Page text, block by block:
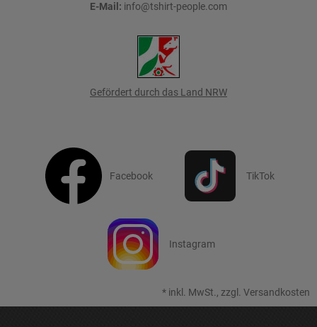
E-Mail: info@tshirt-people.com
Gefördert durch das Land NRW
Facebook TikTok
Instagram
* inkl. MwSt., zzgl. Versandkosten